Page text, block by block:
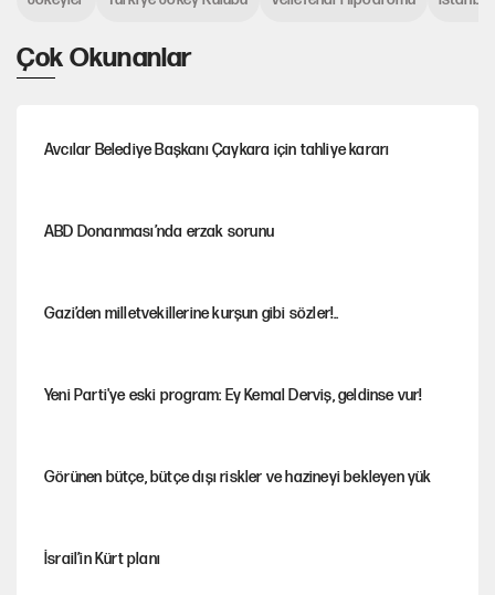
Çok Okunanlar
Avcılar Belediye Başkanı Çaykara için tahliye kararı
ABD Donanması’nda erzak sorunu
Gazi’den milletvekillerine kurşun gibi sözler!..
Yeni Parti'ye eski program: Ey Kemal Derviş, geldinse vur!
Görünen bütçe, bütçe dışı riskler ve hazineyi bekleyen yük
İsrail’in Kürt planı